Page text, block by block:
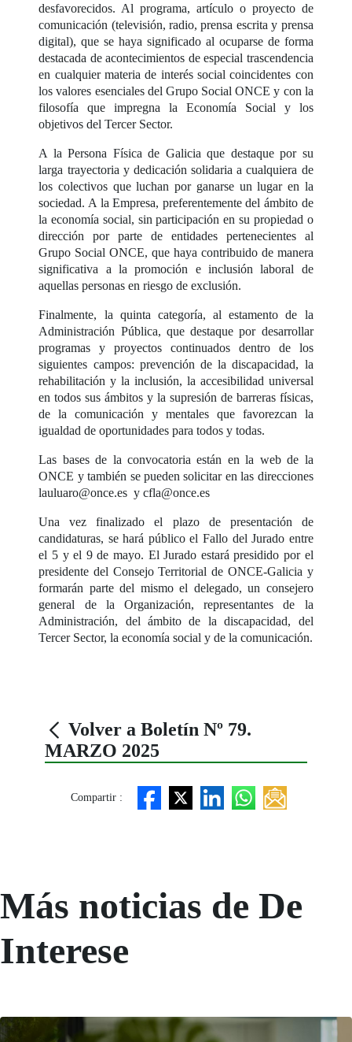
desfavorecidos. Al programa, artículo o proyecto de
comunicación (televisión, radio, prensa escrita y prensa
digital), que se haya significado al ocuparse de forma
destacada de acontecimientos de especial trascendencia
en cualquier materia de interés social coincidentes con
los valores esenciales del Grupo Social ONCE y con la
filosofía que impregna la Economía Social y los
objetivos del Tercer Sector.
A la Persona Física de Galicia que destaque por su
larga trayectoria y dedicación solidaria a cualquiera de
los colectivos que luchan por ganarse un lugar en la
sociedad. A la Empresa, preferentemente del ámbito de
la economía social, sin participación en su propiedad o
dirección por parte de entidades pertenecientes al
Grupo Social ONCE, que haya contribuido de manera
significativa a la promoción e inclusión laboral de
aquellas personas en riesgo de exclusión.
Finalmente, la quinta categoría, al estamento de la
Administración Pública, que destaque por desarrollar
programas y proyectos continuados dentro de los
siguientes campos: prevención de la discapacidad, la
rehabilitación y la inclusión, la accesibilidad universal
en todos sus ámbitos y la supresión de barreras físicas,
de la comunicación y mentales que favorezcan la
igualdad de oportunidades para todos y todas.
Las bases de la convocatoria están en la web de la
ONCE y también se pueden solicitar en las direcciones
lauluaro@once.es y cfla@once.es
Una vez finalizado el plazo de presentación de
candidaturas, se hará público el Fallo del Jurado entre
el 5 y el 9 de mayo. El Jurado estará presidido por el
presidente del Consejo Territorial de ONCE-Galicia y
formarán parte del mismo el delegado, un consejero
general de la Organización, representantes de la
Administración, del ámbito de la discapacidad, del
Tercer Sector, la economía social y de la comunicación.
Volver a Boletín Nº 79.
MARZO 2025
Compartir :
Más noticias de De
Interese